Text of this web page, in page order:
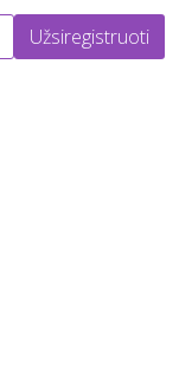
Užsiregistruoti